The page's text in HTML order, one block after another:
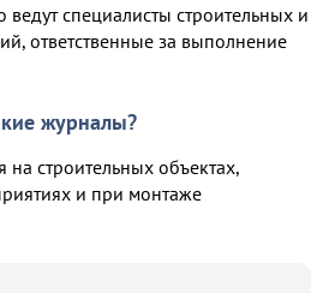
специалисты строительных и
ответственные за выполнение
журналы?
строительных объектах,
и при монтаже